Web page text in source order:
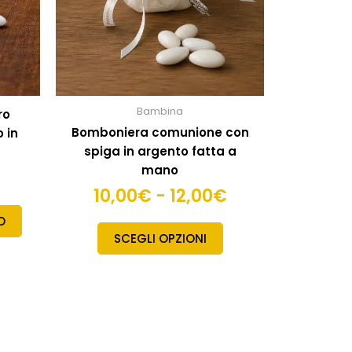
in
Bambina
Bomboniera comunione con
spiga in argento fatta a
mano
10,00€ - 12,00€
SCEGLI OPZIONI
scelte
nella
pagina